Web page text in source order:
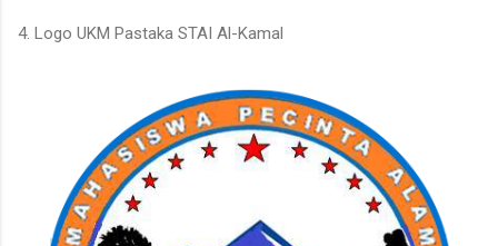
4. Logo UKM Pastaka STAI Al-Kamal